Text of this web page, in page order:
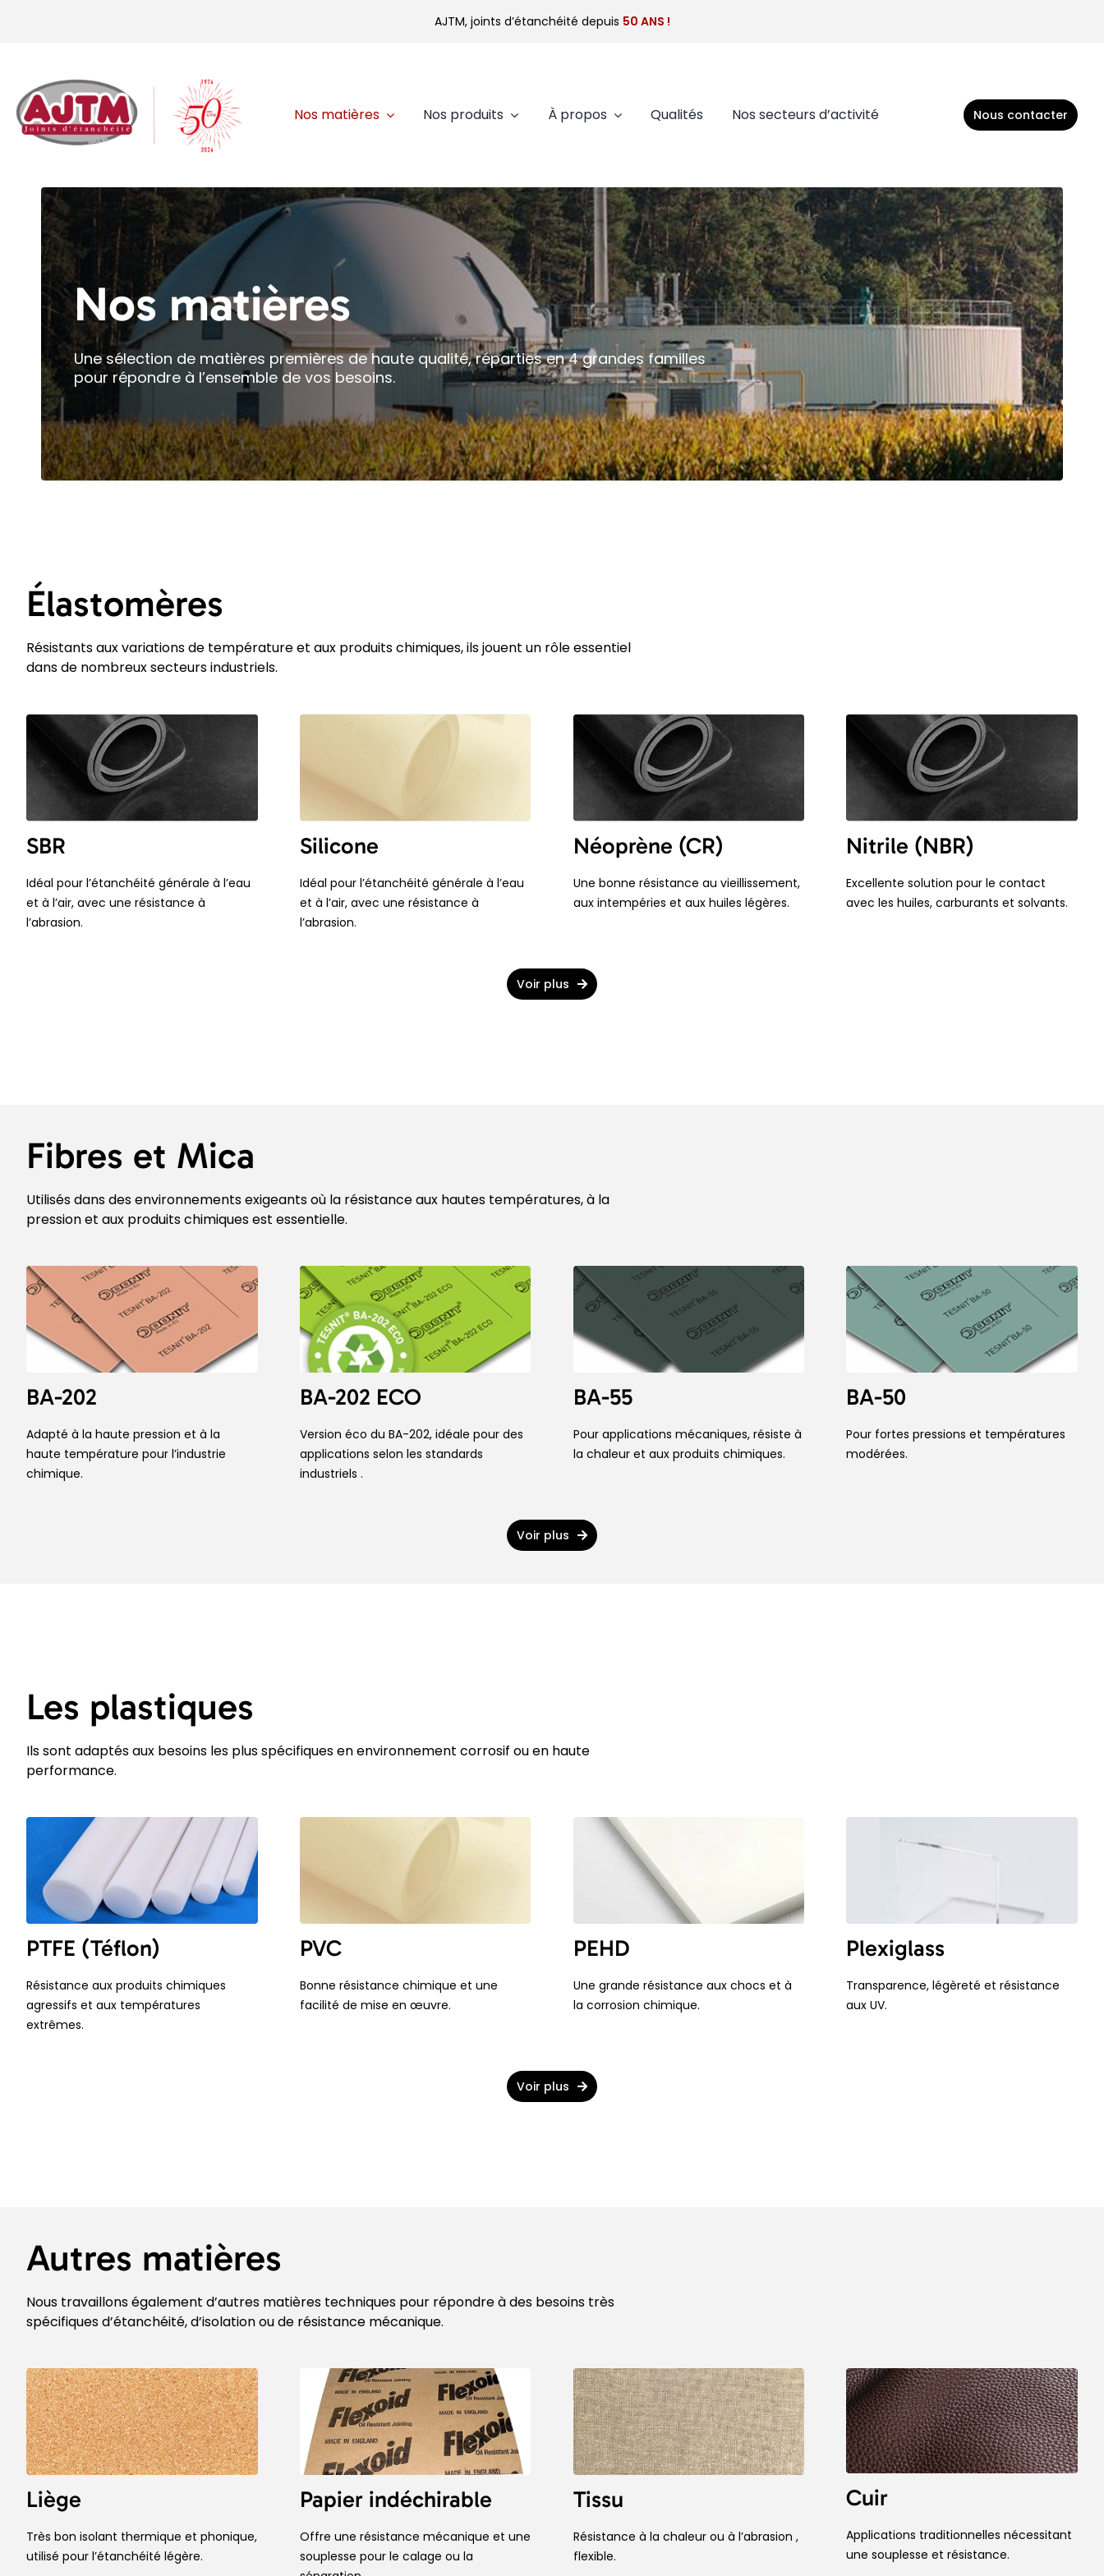
AJTM, joints d’étanchéité depuis 50 ANS !
Nos matières Nos produits À propos Qualités Nos secteurs d’activité Nous contacter
Nos matières
Une sélection de matières premières de haute qualité, réparties en 4 grandes familles
pour répondre à l’ensemble de vos besoins.
Élastomères
Résistants aux variations de température et aux produits chimiques, ils jouent un rôle essentiel
dans de nombreux secteurs industriels.
SBR
Idéal pour l’étanchéité générale à l’eau
et à l’air, avec une résistance à
l’abrasion.
Silicone
Idéal pour l’étanchéité générale à l’eau
et à l’air, avec une résistance à
l’abrasion.
Néoprène (CR)
Une bonne résistance au vieillissement,
aux intempéries et aux huiles légères.
Nitrile (NBR)
Excellente solution pour le contact
avec les huiles, carburants et solvants.
Voir plus
Fibres et Mica
Utilisés dans des environnements exigeants où la résistance aux hautes températures, à la
pression et aux produits chimiques est essentielle.
BA-202
Adapté à la haute pression et à la
haute température pour l’industrie
chimique.
BA-202 ECO
Version éco du BA-202, idéale pour des
applications selon les standards
industriels .
BA-55
Pour applications mécaniques, résiste à
la chaleur et aux produits chimiques.
BA-50
Pour fortes pressions et températures
modérées.
Voir plus
Les plastiques
Ils sont adaptés aux besoins les plus spécifiques en environnement corrosif ou en haute
performance.
PTFE (Téflon)
Résistance aux produits chimiques
agressifs et aux températures
extrêmes.
PVC
Bonne résistance chimique et une
facilité de mise en œuvre.
PEHD
Une grande résistance aux chocs et à
la corrosion chimique.
Plexiglass
Transparence, légèreté et résistance
aux UV.
Voir plus
Autres matières
Nous travaillons également d’autres matières techniques pour répondre à des besoins très
spécifiques d’étanchéité, d’isolation ou de résistance mécanique.
Liège
Très bon isolant thermique et phonique,
utilisé pour l’étanchéité légère.
Papier indéchirable
Offre une résistance mécanique et une
souplesse pour le calage ou la
Tissu
Résistance à la chaleur ou à l’abrasion ,
flexible.
Cuir
Applications traditionnelles nécessitant
une souplesse et résistance.